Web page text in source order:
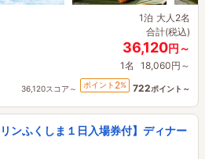
1泊 大人2名
合計(税込)
36,120円～
1名 18,060円～
36,120スコア～ ポイント 2% 722ポイント～
ンふくしま１日入場券付】ディナー